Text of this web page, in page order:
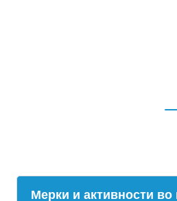
Mерки и активности